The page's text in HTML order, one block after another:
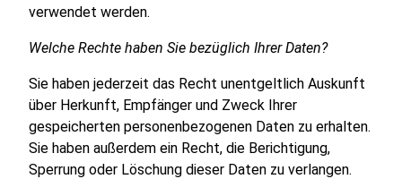
verwendet werden.
Welche Rechte haben Sie bezüglich Ihrer Daten?
Sie haben jederzeit das Recht unentgeltlich Auskunft
über Herkunft, Empfänger und Zweck Ihrer
gespeicherten personenbezogenen Daten zu erhalten.
Sie haben außerdem ein Recht, die Berichtigung,
Sperrung oder Löschung dieser Daten zu verlangen.